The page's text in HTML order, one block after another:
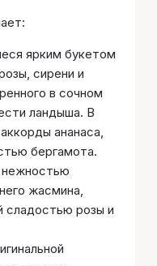
ярким букетом
сирени и
в сочном
ландыша. В
ананаса,
бергамота.
нежностью
жасмина,
сладостью розы и